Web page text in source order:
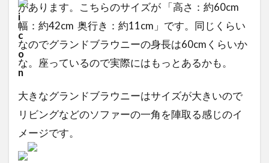
があります。こちらのサイズが 「高さ：約60cm
幅：約42cm 奥行き：約11cm」です。同じくらい
なのでグランドブラウニーの身長は60cmくらいか
な。座っているので実際にはもっとあるかも。
大きなグランドブラウニーはサイズが大きいので
リビングなどのソファーの一角を陣取る感じのイ
メージです。